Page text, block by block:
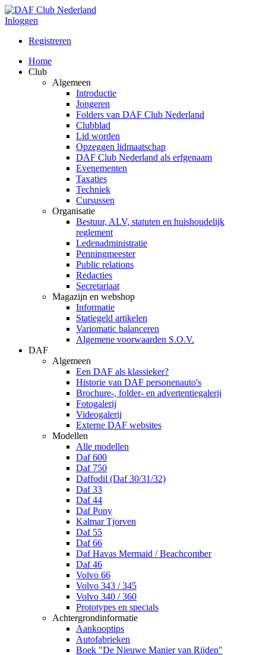
Inloggen
Registreren
Home
Club
Algemeen
Introductie
Jongeren
Folders van DAF Club Nederland
Clubblad
Lid worden
Opzeggen lidmaatschap
DAF Club Nederland als erfgenaam
Evenementen
Taxaties
Techniek
Cursussen
Organisatie
Bestuur, ALV, statuten en huishoudelijk
reglement
Ledenadministratie
Penningmeester
Public relations
Redacties
Secretariaat
Magazijn en webshop
Informatie
Statiegeld artikelen
Variomatic balanceren
Algemene voorwaarden S.O.V.
DAF
Algemeen
Een DAF als klassieker?
Historie van DAF personenauto's
Brochure-, folder- en advertentiegalerij
Fotogalerij
Videogalerij
Externe DAF websites
Modellen
Alle modellen
Daf 600
Daf 750
Daffodil (Daf 30/31/32)
Daf 33
Daf 44
Daf Pony
Kalmar Tjorven
Daf 55
Daf 66
Daf Havas Mermaid / Beachcomber
Daf 46
Volvo 66
Volvo 343 / 345
Volvo 340 / 360
Prototypes en specials
Achtergrondinformatie
Aankooptips
Autofabrieken
Boek "De Nieuwe Manier van Rijden"